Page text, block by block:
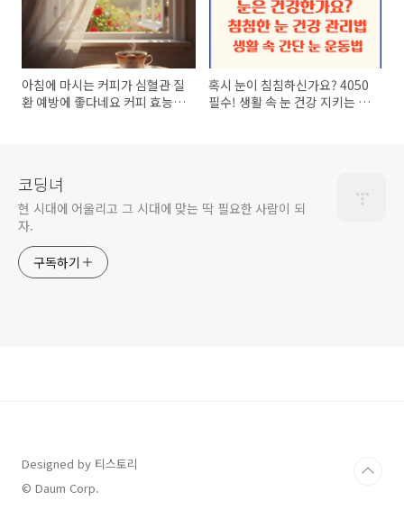
아침에 마시는 커피가 심혈관 질
환 예방에 좋다네요 커피 효능
혹시 눈이 침침하신가요? 4050
필수! 생활 속 눈 건강 지키는 꿀
코딩녀
현 시대에 어울리고 그 시대에 맞는 딱 필요한 사람이 되
자.
구독하기
Designed by 티스토리
© Daum Corp.